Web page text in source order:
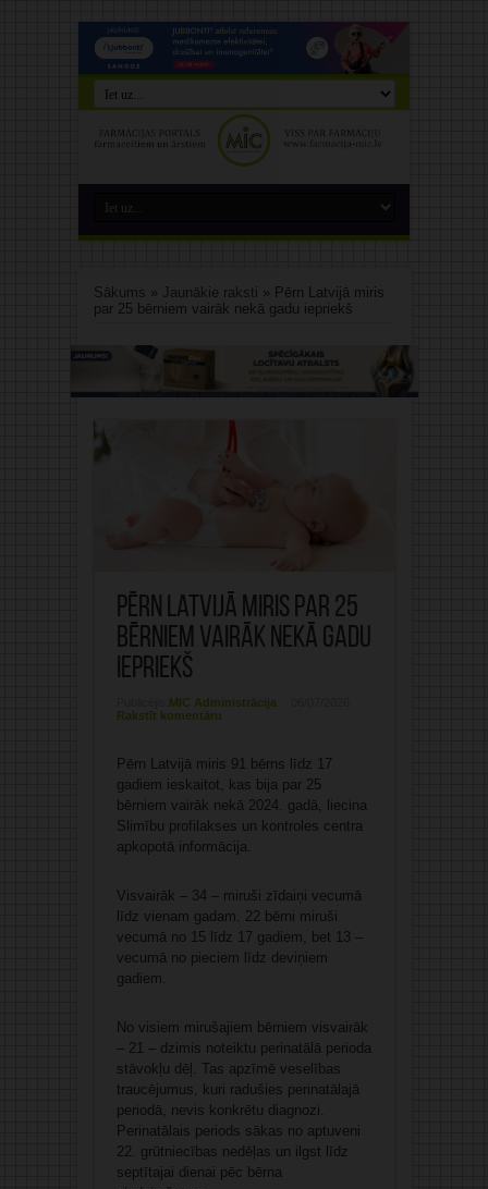
Sākums » Jaunākie raksti » Pērn Latvijā miris
par 25 bērniem vairāk nekā gadu iepriekš
Pērn Latvijā miris par 25
bērniem vairāk nekā gadu
iepriekš
MIC Administrācija
Rakstīt komentāru
Pērn Latvijā miris 91 bērns līdz 17
gadiem ieskaitot, kas bija par 25
bērniem vairāk nekā 2024. gadā, liecina
Slimību profilakses un kontroles centra
apkopotā informācija.
Visvairāk – 34 – miruši zīdaiņi vecumā
līdz vienam gadam. 22 bērni miruši
vecumā no 15 līdz 17 gadiem, bet 13 –
vecumā no pieciem līdz deviņiem
gadiem.
No visiem mirušajiem bērniem visvairāk
– 21 – dzimis noteiktu perinatālā perioda
stāvokļu dēļ. Tas apzīmē veselības
traucējumus, kuri radušies perinatālajā
periodā, nevis konkrētu diagnozi.
Perinatālais periods sākas no aptuveni
22. grūtniecības nedēļas un ilgst līdz
septītajai dienai pēc bērna